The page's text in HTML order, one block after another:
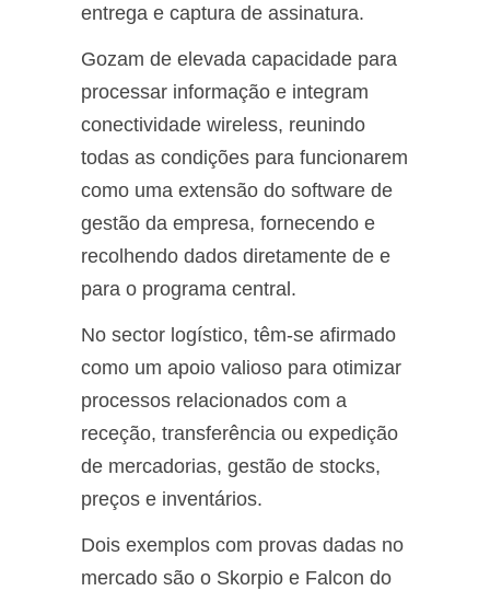
entrega e captura de assinatura.
Gozam de elevada capacidade para
processar informação e integram
conectividade wireless, reunindo
todas as condições para funcionarem
como uma extensão do software de
gestão da empresa, fornecendo e
recolhendo dados diretamente de e
para o programa central.
No sector logístico, têm-se afirmado
como um apoio valioso para otimizar
processos relacionados com a
receção, transferência ou expedição
de mercadorias, gestão de stocks,
preços e inventários.
Dois exemplos com provas dadas no
mercado são o Skorpio e Falcon do